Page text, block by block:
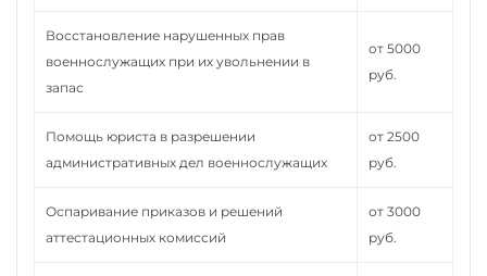
Восстановление нарушенных прав
военнослужащих при их увольнении в
запас
от 5000
руб.
Помощь юриста в разрешении
административных дел военнослужащих
от 2500
руб.
Оспаривание приказов и решений
аттестационных комиссий
от 3000
руб.